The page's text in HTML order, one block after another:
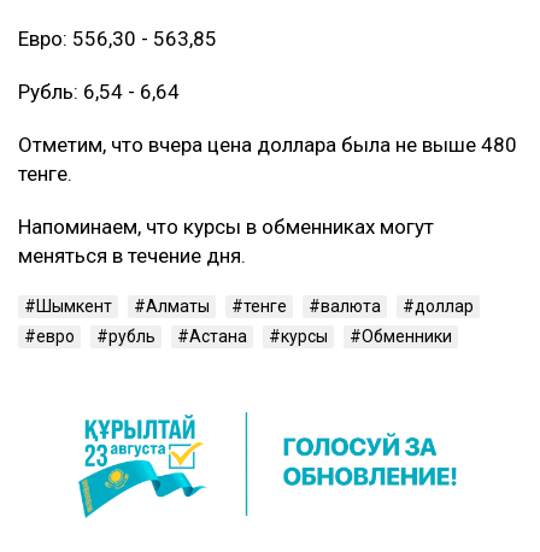
Евро: 556,30 - 563,85
Рубль: 6,54 - 6,64
Отметим, что вчера цена доллара была не выше 480
тенге.
Напоминаем, что курсы в обменниках могут
меняться в течение дня.
Шымкент Алматы тенге валюта
доллар
евро
рубль Астана курсы Обменники